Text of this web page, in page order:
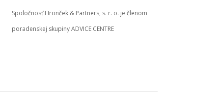
Spoločnosť Hronček & Partners, s. r. o. je členom
poradenskej skupiny ADVICE CENTRE